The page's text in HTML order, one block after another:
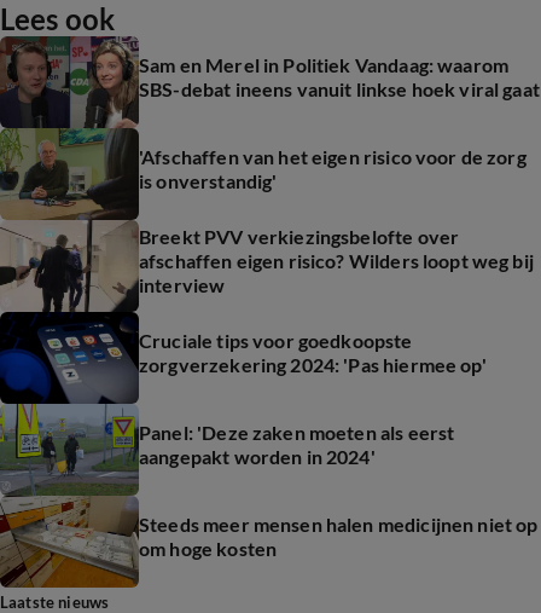
Lees ook
Sam en Merel in Politiek Vandaag: waarom
SBS-debat ineens vanuit linkse hoek viral gaat
'Afschaffen van het eigen risico voor de zorg
is onverstandig'
Breekt PVV verkiezingsbelofte over
afschaffen eigen risico? Wilders loopt weg bij
interview
Cruciale tips voor goedkoopste
zorgverzekering 2024: 'Pas hiermee op'
Panel: 'Deze zaken moeten als eerst
aangepakt worden in 2024'
Steeds meer mensen halen medicijnen niet op
om hoge kosten
Laatste nieuws